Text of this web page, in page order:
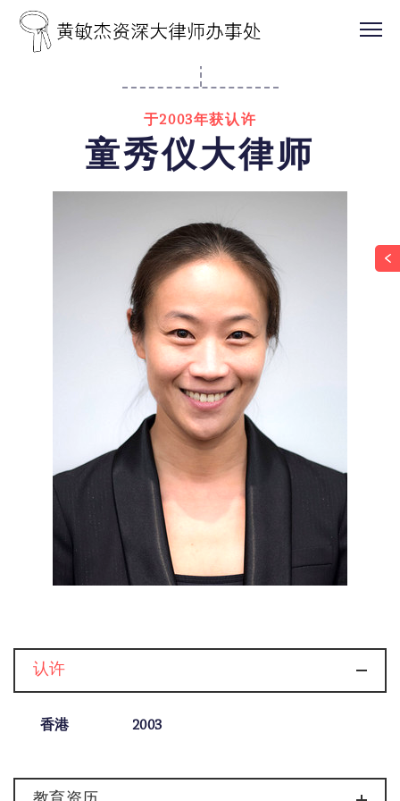
于2003年获认许
童秀仪大律师
认许
香港 2003